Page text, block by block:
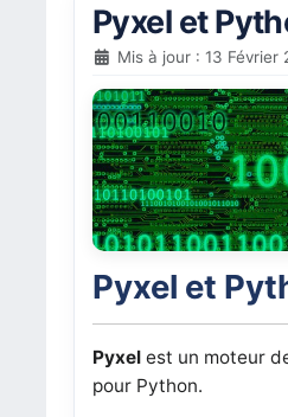
Pyxel et
Mis à jour : 13 Février
Pyxel et
Pyxelest un moteur
pour Python.